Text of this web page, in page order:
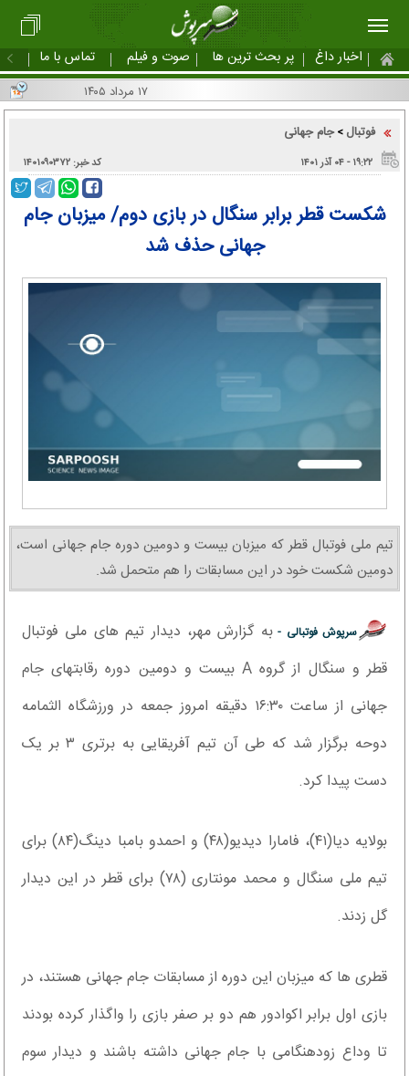
اخبار داغ پر بحث ترین ها صوت و فیلم تماس با ما
۱۷ مرداد ۱۴۰۵
فوتبال >جام جهانی
۱۹:۲۲ - ۰۴ آذر ۱۴۰۱ کد خبر: ۱۴۰۱۰۹۰۳۷۲
شکست قطر برابر سنگال در بازی دوم/ میزبان جام
جهانی حذف شد
تیم ملی فوتبال قطر که میزبان بیست و دومین دوره جام جهانی است،
دومین شکست خود در این مسابقات را هم متحمل شد.
سرپوش فوتبالی -به گزارش مهر، دیدار تیم های ملی فوتبال
قطر و سنگال از گروه A بیست و دومین دوره رقابتهای جام
جهانی از ساعت ۱۶:۳۰ دقیقه امروز جمعه در ورزشگاه الثمامه
دوحه برگزار شد که طی آن تیم آفریقایی به برتری ۳ بر یک
دست پیدا کرد.
بولایه دیا(۴۱)، فامارا دیدیو(۴۸) و احمدو بامبا دینگ(۸۴) برای
تیم ملی سنگال و محمد مونتاری (۷۸) برای قطر در این دیدار
گل زدند.
قطری ها که میزبان این دوره از مسابقات جام جهانی هستند، در
بازی اول برابر اکوادور هم دو بر صفر بازی را واگذار کرده بودند
تا وداع زودهنگامی با جام جهانی داشته باشند و دیدار سوم